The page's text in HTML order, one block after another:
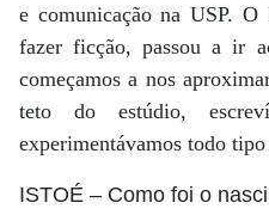
e comunicação na USP. O
fazer ficção, passou a ir
começamos a nos
teto do estúdio,
experimentávamos todo
ISTOÉ – Como foi o